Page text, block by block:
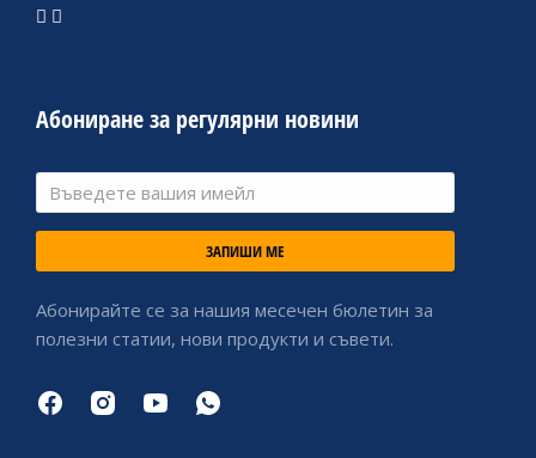
Абониране за регулярни новини
ЗАПИШИ МЕ
Абонирайте се за нашия месечен бюлетин за
полезни статии, нови продукти и съвети.